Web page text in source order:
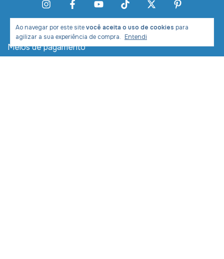
Ao navegar por este sitevocê aceita o uso de cookies para
agilizar a sua experiência de compra. Entendi
Meios de pagamento